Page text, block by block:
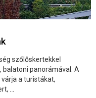
szőlőskertekkel
panorámával. A
a turistákat,
...